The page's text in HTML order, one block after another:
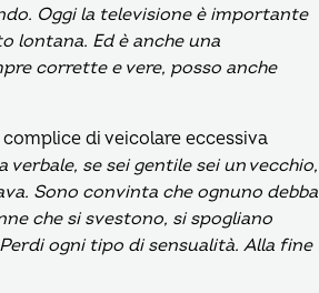
Oggi la televisione è importante
lontana. Ed è anche una
corrette e vere, posso anche
di veicolare eccessiva
verbale, se sei gentile sei un vecchio,
Sono convinta che ognuno debba
che si svestono, si spogliano
ogni tipo di sensualità. Alla fine